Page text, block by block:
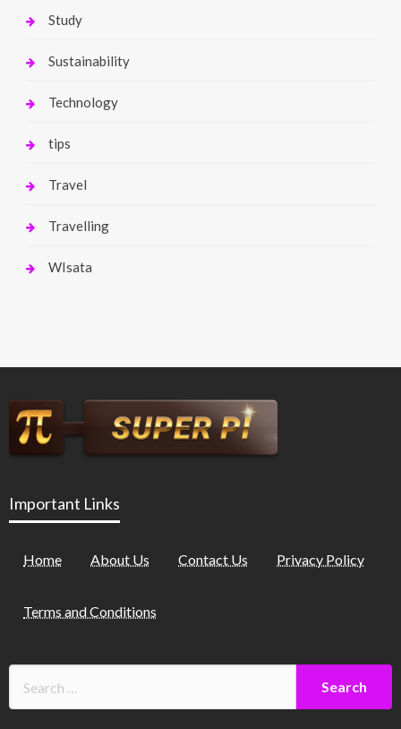
Study
Sustainability
Technology
tips
Travel
Travelling
WIsata
Important Links
Home About Us Contact Us Privacy Policy
Terms and Conditions